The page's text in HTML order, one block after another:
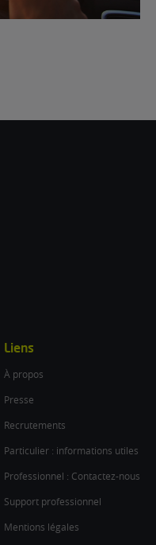
Liens
À propos
Presse
Recrutements
Particulier : informations utiles
Professionnel : Contactez-nous
Support professionnel
Mentions légales